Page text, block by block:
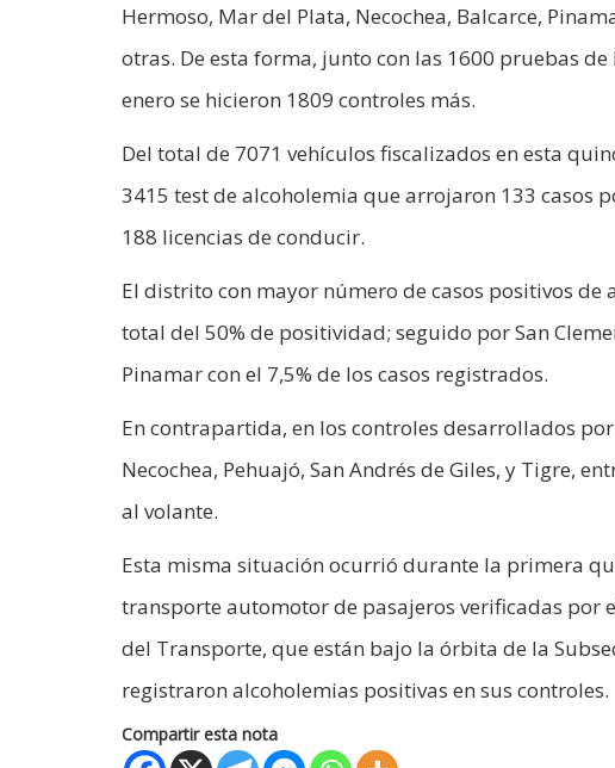
Hermoso, Mar del Plata, Necochea, Balcarce,
otras. De esta forma, junto con las 1600 pruebas
enero se hicieron 1809 controles más.
Del total de 7071 vehículos fiscalizados en esta
3415 test de alcoholemia que arrojaron 133 casos
188 licencias de conducir.
El distrito con mayor número de casos positivos
total del 50% de positividad; seguido por San
Pinamar con el 7,5% de los casos registrados.
En contrapartida, en los controles desarrollados
Necochea, Pehuajó, San Andrés de Giles, y Tigre,
al volante.
Esta misma situación ocurrió durante la primera
transporte automotor de pasajeros verificadas por
del Transporte, que están bajo la órbita de la
registraron alcoholemias positivas en sus controles.
Compartir esta nota